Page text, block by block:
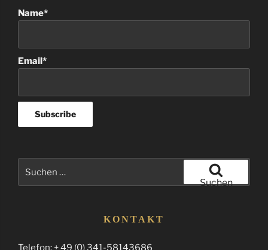
Name*
Email*
Suchen
KONTAKT
Telefon: + 49 (0) 341-58143686